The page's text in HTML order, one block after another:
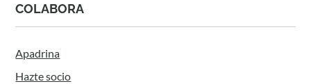
COLABORA
Apadrina
Hazte socio